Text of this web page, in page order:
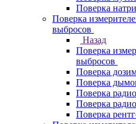
Поверка
Поверка
выбросов
Назад
Поверка
выбросов
Поверка
Поверка
Поверка
Поверка
Поверка